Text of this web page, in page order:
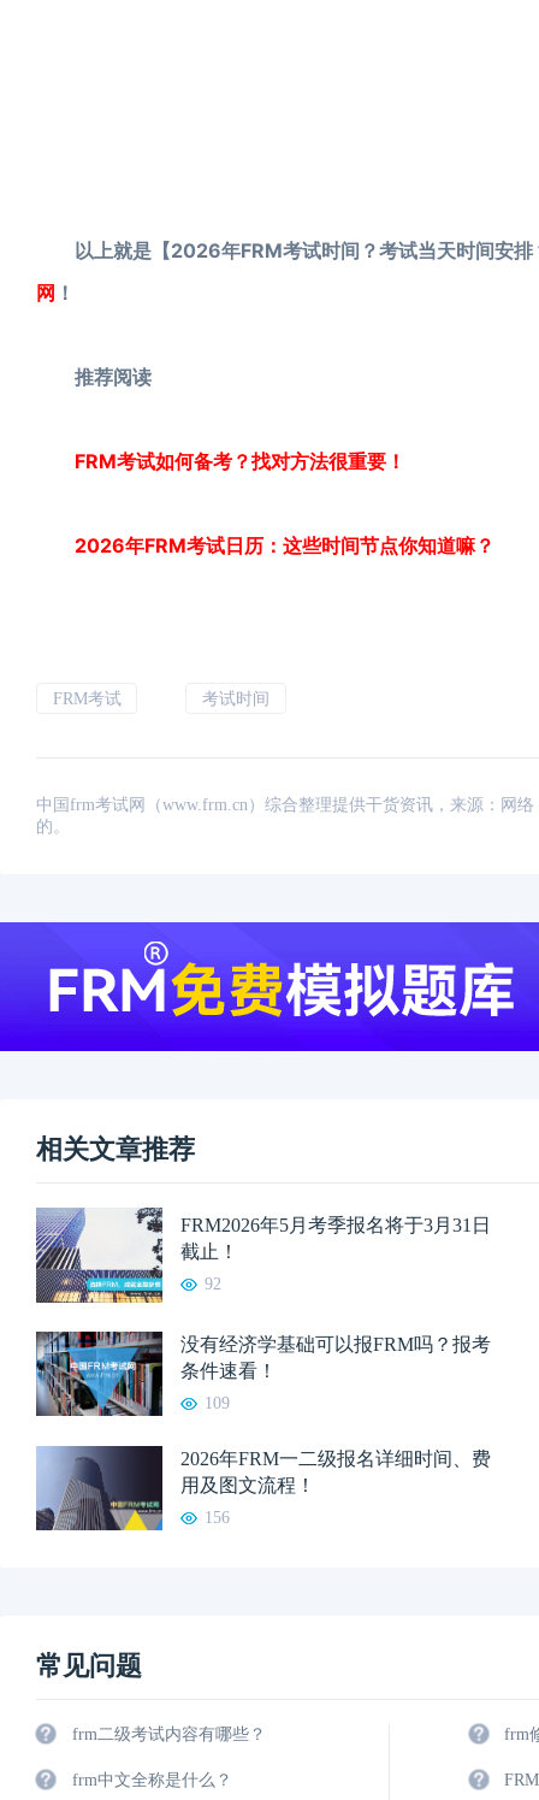
以上就是【2026年FRM考试时间？考试当天时间安排
网 ！
推荐阅读
FRM考试如何备考？找对方法很重要！
2026年FRM考试日历：这些时间节点你知道嘛？
FRM考试 考试时间
中国frm考试网（www.frm.cn）综合整理提供干货资讯，来源：网
的。
相关文章推荐
FRM2026年5月考季报名将于3月31日
截止！
92
没有经济学基础可以报FRM吗？报考
条件速看！
109
2026年FRM一二级报名详细时间、费
用及图文流程！
156
常见问题
frm二级考试内容有哪些？
frm中文全称是什么？
frm